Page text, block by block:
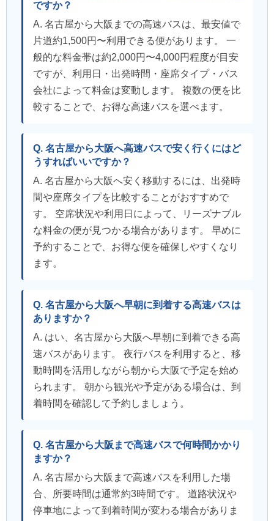
ですか？
A. 名古屋から大阪までの高速バスは、最安値で
片道約1,500円〜利用できる便があります。 一
般的な料金帯は約2,000円〜4,000円程度が目安
ですが、利用日・出発時間・座席タイプ・バス
会社によって料金は変動します。 複数の便を比
較することで、お得な高速バスを選べます。
Q. 名古屋から大阪へ高速バスで安く行くにはど
うすればいいですか？
A. 名古屋から大阪へ安く移動するには、出発時
間や座席タイプを比較することがおすすめで
す。 空席状況や利用日によって、リーズナブル
な料金の便が見つかる場合があります。 早めに
予約することで、お得な便を確保しやすくなり
ます。
Q. 名古屋から大阪へ早朝に到着する高速バスは
ありますか？
A. はい、名古屋から大阪へ早朝に到着できる高
速バスがあります。 夜行バスを利用すると、移
動時間を活用しながら朝から大阪で予定を始め
られます。 朝から観光や予定がある場合は、到
着時間を確認して予約しましょう。
Q. 名古屋から大阪まで高速バスで何時間かかり
ますか？
A. 名古屋から大阪まで高速バスを利用した場
合、所要時間は通常約3時間です。 道路状況や
停車地によって到着時間が変わる場合がありま